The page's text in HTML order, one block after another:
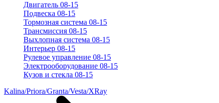
Двигатель 08-15
Подвеска 08-15
Тормозная система 08-15
Трансмиссия 08-15
Выхлопная система 08-15
Интерьер 08-15
Рулевое управление 08-15
Электрооборудование 08-15
Кузов и стекла 08-15
Kalina/Priora/Granta/Vesta/XRay